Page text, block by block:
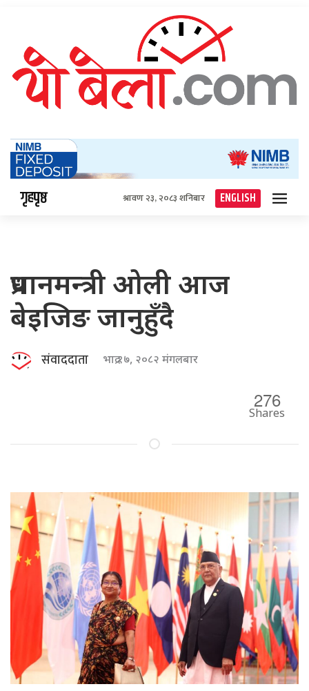
गृहपृष्ठ श्रावण २३, २०८३ शनिबार ENGLISH
प्रधानमन्त्री ओली आज
बेइजिङ जानुहुँदै
संवाददाता भाद्र १७, २०८२ मंगलबार
276
Shares